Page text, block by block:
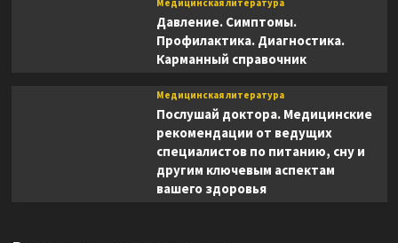
Медицинская литература
Давление. Симптомы.
Профилактика. Диагностика.
Карманный справочник
Медицинская литература
Послушай доктора. Медицинские
рекомендации от ведущих
специалистов по питанию, сну и
другим ключевым аспектам
вашего здоровья